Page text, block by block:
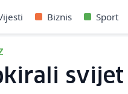
Biznis Sport